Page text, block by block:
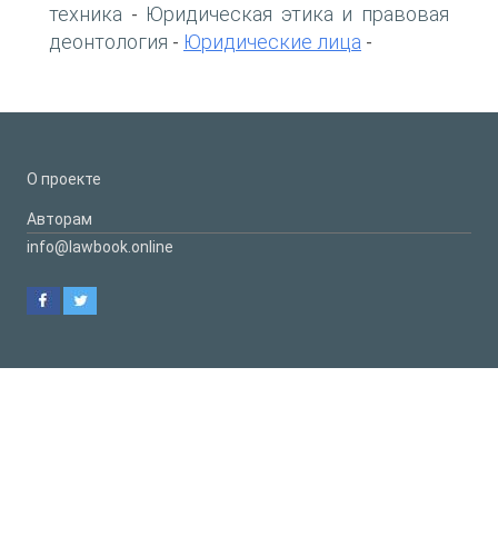
техника - Юридическая этика и правовая
деонтология - Юридические лица -
О проекте
Авторам
info@lawbook.online